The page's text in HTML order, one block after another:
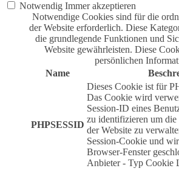
Notwendig Immer akzeptieren
Notwendige Cookies sind für die
der Website erforderlich. Diese
die grundlegende Funktionen und
Website gewährleisten. Diese
persönlichen
Name
PHPSESSID
Dieses Cookie ist für
Das Cookie wird
Session-ID eines
zu identifizieren um
der Website zu
Session-Cookie und
Browser-Fenster
Anbieter - Typ Cookie